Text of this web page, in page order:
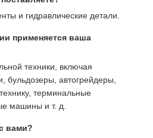
и гидравлические детали.
применяется ваша
техники, включая
бульдозеры, автогрейдеры,
терминальные
машины и т. д.
вами?